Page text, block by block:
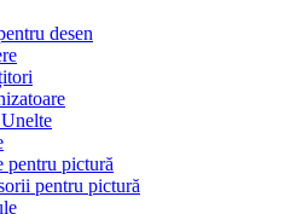
desen
pentru pictură
pentru pictură